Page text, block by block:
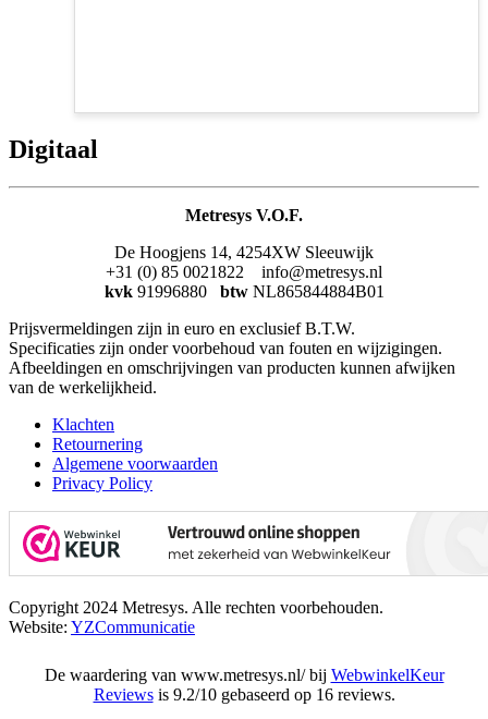
Digitaal
Metresys V.O.F.
De Hoogjens 14, 4254XW Sleeuwijk
+31 (0) 85 0021822 info@metresys.nl
kvk 91996880 btw NL865844884B01
Prijsvermeldingen zijn in euro en exclusief B.T.W.
Specificaties zijn onder voorbehoud van fouten en wijzigingen.
Afbeeldingen en omschrijvingen van producten kunnen afwijken
van de werkelijkheid.
Klachten
Retournering
Algemene voorwaarden
Privacy Policy
Copyright 2024 Metresys. Alle rechten voorbehouden.
Website: YZCommunicatie
De waardering van www.metresys.nl/ bij WebwinkelKeur
Reviewsis 9.2/10 gebaseerd op 16 reviews.